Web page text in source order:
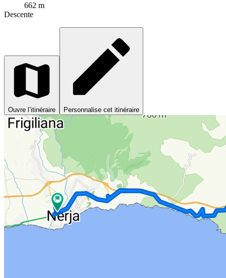
662 m
Descente
Ouvre l’itinéraire Personnalise cet itinéraire